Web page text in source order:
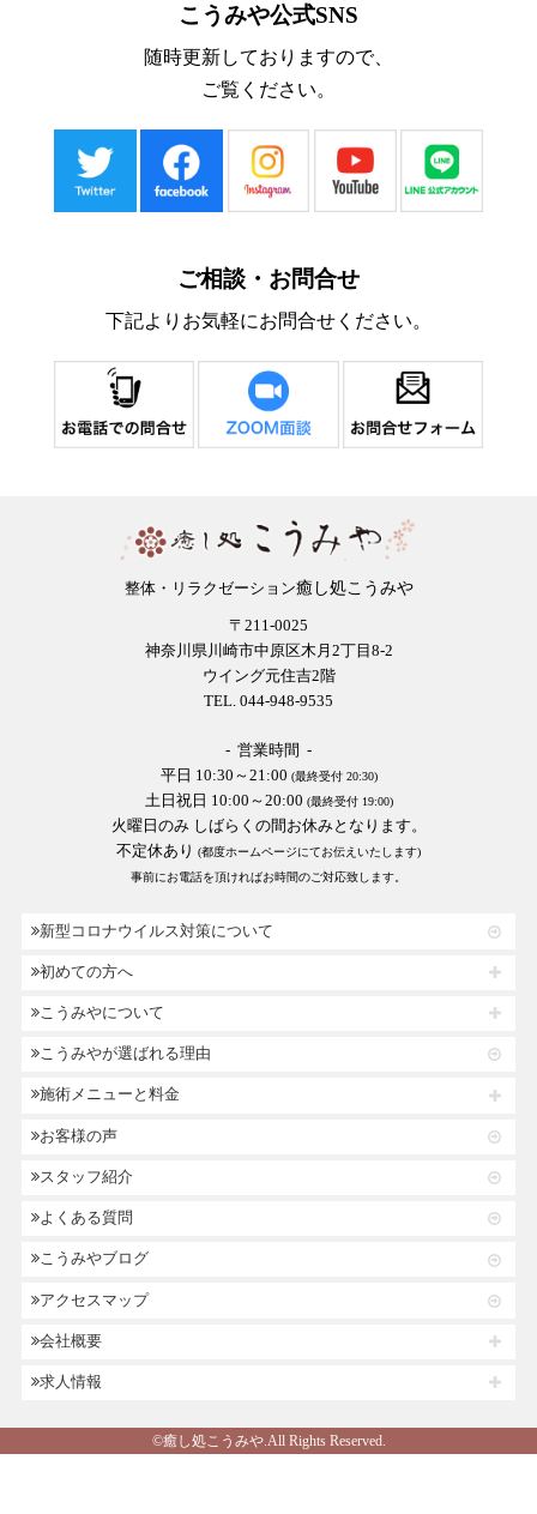
こうみや公式SNS
随時更新しておりますので、
ご覧ください。
ご相談・お問合せ
下記よりお気軽にお問合せください。
整体・リラクゼーション癒し処こうみや
〒211-0025
神奈川県川崎市中原区木月2丁目8-2
ウイング元住吉2階
TEL. 044-948-9535
- 営業時間 -
平日 10:30～21:00 (最終受付 20:30)
土日祝日 10:00～20:00 (最終受付 19:00)
火曜日のみ しばらくの間お休みとなります。
不定休あり (都度ホームページにてお伝えいたします)
事前にお電話を頂ければお時間のご対応致します。
新型コロナウイルス対策について
初めての方へ
こうみやについて
こうみやが選ばれる理由
施術メニューと料金
お客様の声
スタッフ紹介
よくある質問
こうみやブログ
アクセスマップ
会社概要
求人情報
©癒し処こうみや.All Rights Reserved.